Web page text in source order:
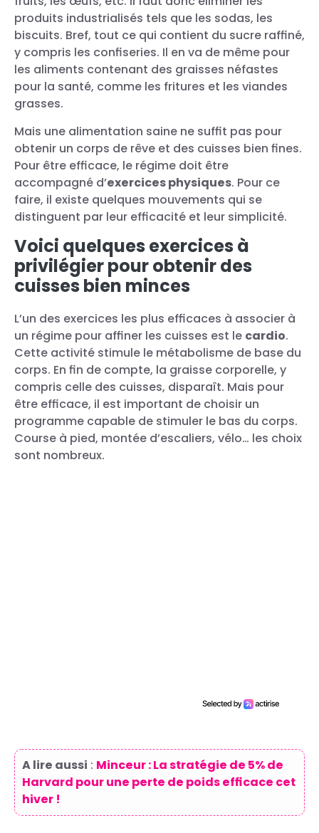
produits industrialisés tels que les sodas, les
biscuits. Bref, tout ce qui contient du sucre raffiné,
y compris les confiseries. Il en va de même pour
les aliments contenant des graisses néfastes
pour la santé, comme les fritures et les viandes
grasses.
Mais une alimentation saine ne suffit pas pour
obtenir un corps de rêve et des cuisses bien fines.
Pour être efficace, le régime doit être
accompagné d’exercices physiques. Pour ce
faire, il existe quelques mouvements qui se
distinguent par leur efficacité et leur simplicité.
Voici quelques exercices à
privilégier pour obtenir des
cuisses bien minces
L’un des exercices les plus efficaces à associer à
un régime pour affiner les cuisses est le cardio.
Cette activité stimule le métabolisme de base du
corps. En fin de compte, la graisse corporelle, y
compris celle des cuisses, disparaît. Mais pour
être efficace, il est important de choisir un
programme capable de stimuler le bas du corps.
Course à pied, montée d’escaliers, vélo… les choix
sont nombreux.
A lire aussi : Minceur : La stratégie de 5% de
Harvard pour une perte de poids efficace cet
hiver !